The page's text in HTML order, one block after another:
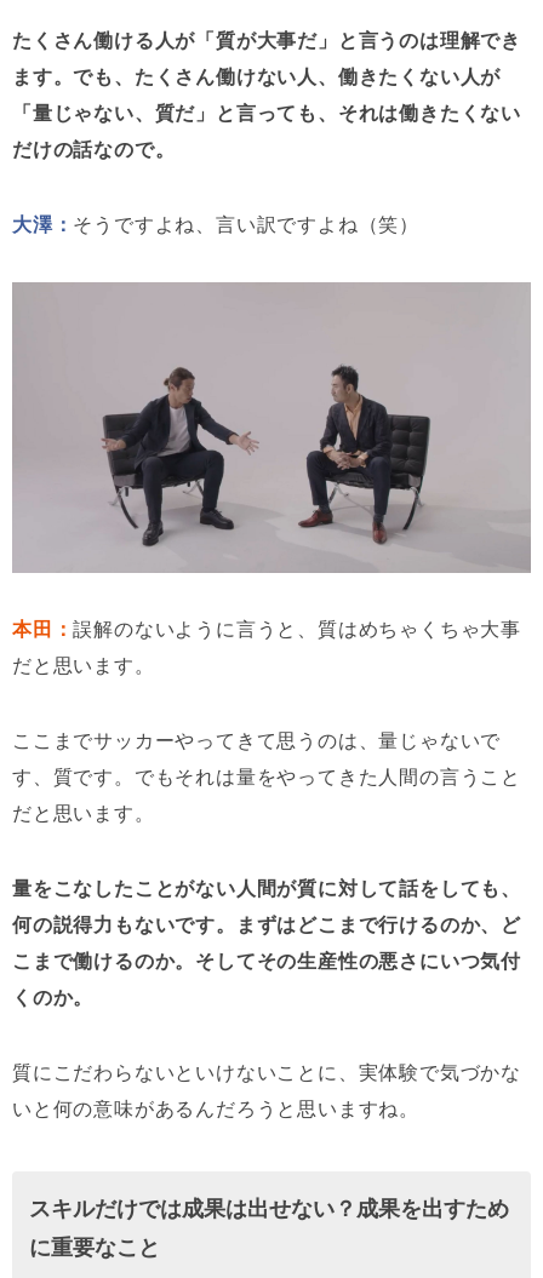
たくさん働ける人が「質が大事だ」と言うのは理解でき
ます。でも、たくさん働けない人、働きたくない人が
「量じゃない、質だ」と言っても、それは働きたくない
だけの話なので。
大澤： そうですよね、言い訳ですよね（笑）
本田：誤解のないように言うと、質はめちゃくちゃ大事
だと思います。
ここまでサッカーやってきて思うのは、量じゃないで
す、質です。でもそれは量をやってきた人間の言うこと
だと思います。
量をこなしたことがない人間が質に対して話をしても、
何の説得力もないです。まずはどこまで行けるのか、ど
こまで働けるのか。そしてその生産性の悪さにいつ気付
くのか。
質にこだわらないといけないことに、実体験で気づかな
いと何の意味があるんだろうと思いますね。
スキルだけでは成果は出せない？成果を出すため
に重要なこと